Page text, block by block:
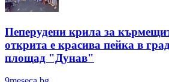
Пеперудени крила за
открита е красива пейка в
площад "Дунав"